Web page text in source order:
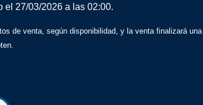
el 27/03/2026 a las 02:00.
de venta, según disponibilidad, y la venta finalizará una